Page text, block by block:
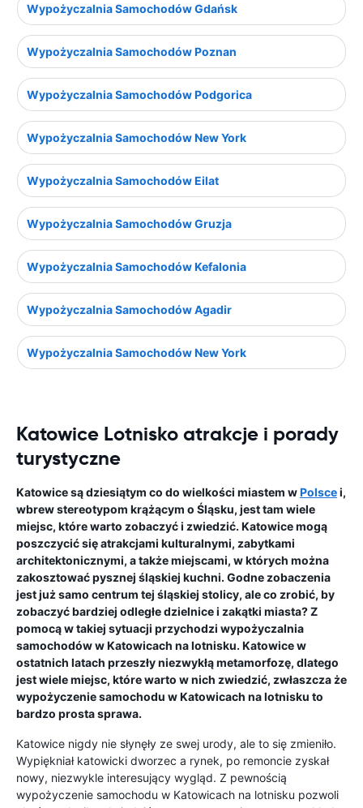
Wypożyczalnia Samochodów Gdańsk
Wypożyczalnia Samochodów Poznan
Wypożyczalnia Samochodów Podgorica
Wypożyczalnia Samochodów New York
Wypożyczalnia Samochodów Eilat
Wypożyczalnia Samochodów Gruzja
Wypożyczalnia Samochodów Kefalonia
Wypożyczalnia Samochodów Agadir
Wypożyczalnia Samochodów New York
Katowice Lotnisko atrakcje i porady
turystyczne
Katowice są dziesiątym co do wielkości miastem wPolscei,
wbrew stereotypom krążącym o Śląsku, jest tam wiele
miejsc, które warto zobaczyć i zwiedzić. Katowice mogą
poszczycić się atrakcjami kulturalnymi, zabytkami
architektonicznymi, a także miejscami, w których można
zakosztować pysznej śląskiej kuchni. Godne zobaczenia
jest już samo centrum tej śląskiej stolicy, ale co zrobić, by
zobaczyć bardziej odległe dzielnice i zakątki miasta? Z
pomocą w takiej sytuacji przychodzi wypożyczalnia
samochodów w Katowicach na lotnisku. Katowice w
ostatnich latach przeszły niezwykłą metamorfozę, dlatego
jest wiele miejsc, które warto w nich zwiedzić, zwłaszcza że
wypożyczenie samochodu w Katowicach na lotnisku to
bardzo prosta sprawa.
Katowice nigdy nie słynęły ze swej urody, ale to się zmieniło.
Wypiękniał katowicki dworzec a rynek, po remoncie zyskał
nowy, niezwykle interesujący wygląd. Z pewnością
wypożyczenie samochodu w Katowicach na lotnisku pozwoli